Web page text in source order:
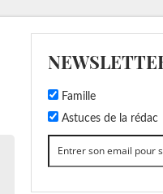
Famille
Astuces de la rédac